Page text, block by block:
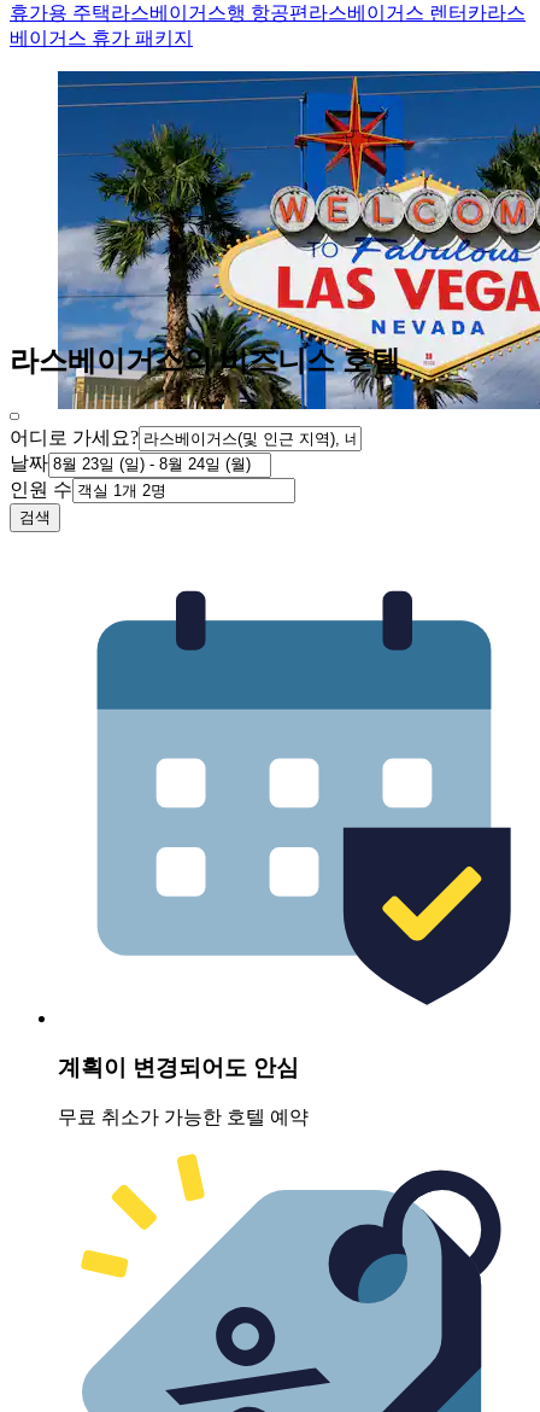
휴가용 주택라스베이거스행 항공편 라스베이거스 렌터카라스
베이거스 휴가 패키지
라스베이거스의 비즈니스 호텔
어디로 가세요?
날짜
인원 수
검색
계획이 변경되어도 안심
무료 취소가 가능한 호텔 예약